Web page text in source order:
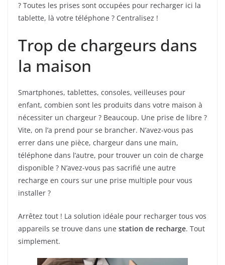
? Toutes les prises sont occupées pour recharger ici la
tablette, là votre téléphone ? Centralisez !
Trop de chargeurs dans
la maison
Smartphones, tablettes, consoles, veilleuses pour
enfant, combien sont les produits dans votre maison à
nécessiter un chargeur ? Beaucoup. Une prise de libre ?
Vite, on l’a prend pour se brancher. N’avez-vous pas
errer dans une pièce, chargeur dans une main,
téléphone dans l’autre, pour trouver un coin de charge
disponible ? N’avez-vous pas sacrifié une autre
recharge en cours sur une prise multiple pour vous
installer ?
Arrêtez tout ! La solution idéale pour recharger tous vos
appareils se trouve dans une station de recharge. Tout
simplement.